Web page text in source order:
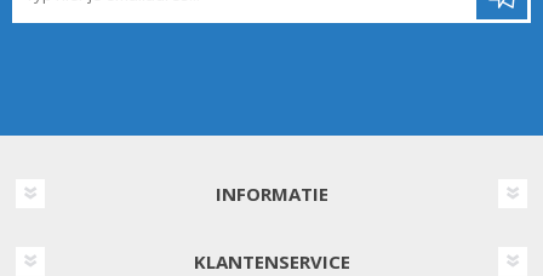
INFORMATIE
KLANTENSERVICE